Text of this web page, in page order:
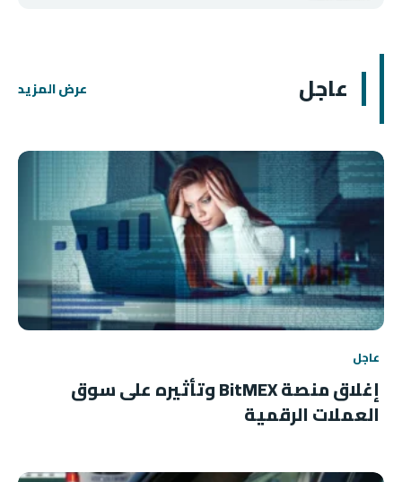
عاجل عرض المزيد
عاجل
إغلاق منصة BitMEX وتأثيره على سوق
العملات الرقمية